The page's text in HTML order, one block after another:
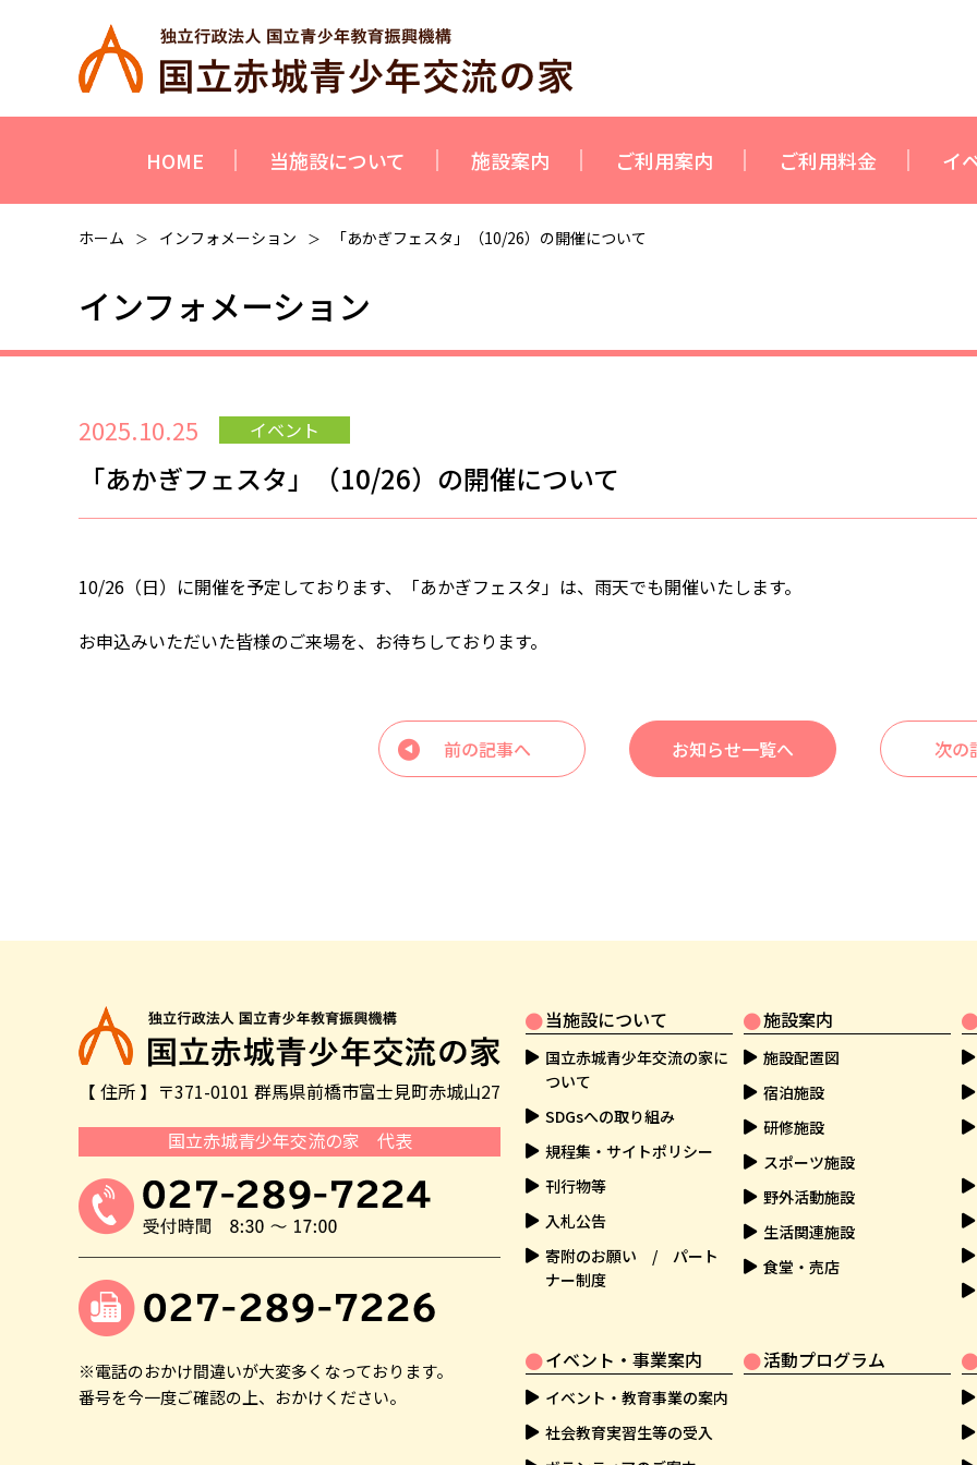
HOME 当施設について 施設案内 ご利用案内 ご利用料金 イ
ホーム ＞ インフォメーション ＞ 「あかぎフェスタ」（10/26）の開催について
インフォメーション
2025.10.25 イベント
「あかぎフェスタ」（10/26）の開催について
10/26（日）に開催を予定しております、「あかぎフェスタ」は、雨天でも開催いたします。
お申込みいただいた皆様のご来場を、お待ちしております。
前の記事へ お知らせ一覧へ 次の
【 住所 】〒371-0101 群馬県前橋市富士見町赤城山27
国立赤城青少年交流の家 代表
※電話のおかけ間違いが大変多くなっております。
番号を今一度ご確認の上、おかけください。
当施設について
国立赤城青少年交流の家に
ついて
SDGsへの取り組み
規程集・サイトポリシー
刊行物等
入札公告
寄附のお願い / パート
ナー制度
施設案内
施設配置図
宿泊施設
研修施設
スポーツ施設
野外活動施設
生活関連施設
食堂・売店
イベント・事業案内
イベント・教育事業の案内
社会教育実習生等の受入
活動プログラム